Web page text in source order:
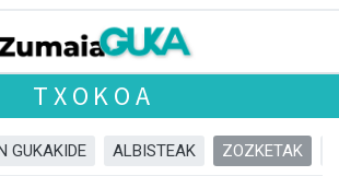
TXOKOA
GUKAKIDE ALBISTEAK ZOZKETAK